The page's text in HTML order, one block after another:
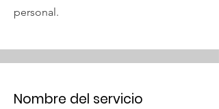
personal.
Nombre del servicio